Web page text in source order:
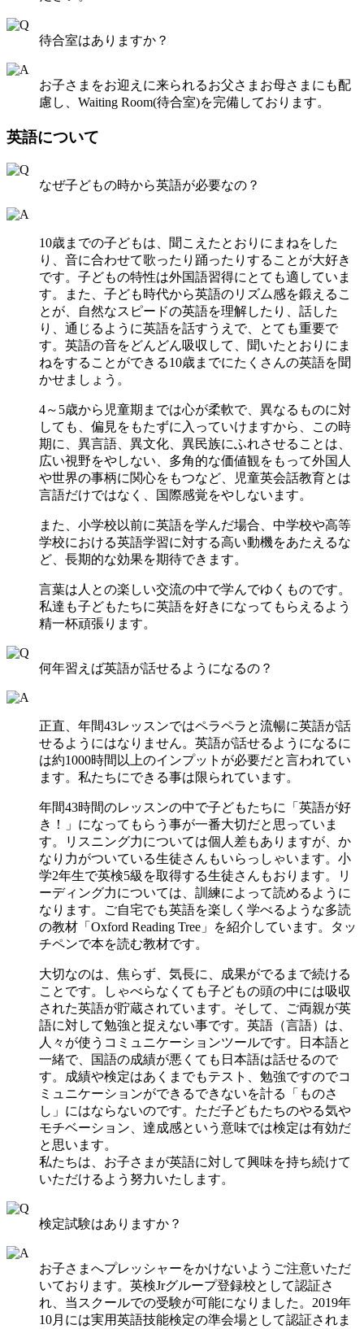
待合室はありますか？
お子さまをお迎えに来られるお父さまお母さまにも配
慮し、Waiting Room(待合室)を完備しております。
英語について
なぜ子どもの時から英語が必要なの？
10歳までの子どもは、聞こえたとおりにまねをした
り、音に合わせて歌ったり踊ったりすることが大好き
です。子どもの特性は外国語習得にとても適していま
す。また、子ども時代から英語のリズム感を鍛えるこ
とが、自然なスピードの英語を理解したり、話した
り、通じるように英語を話すうえで、とても重要で
す。英語の音をどんどん吸収して、聞いたとおりにま
ねをすることができる10歳までにたくさんの英語を聞
かせましょう。
4～5歳から児童期までは心が柔軟で、異なるものに対
しても、偏見をもたずに入っていけますから、この時
期に、異言語、異文化、異民族にふれさせることは、
広い視野をやしない、多角的な価値観をもって外国人
や世界の事柄に関心をもつなど、児童英会話教育とは
言語だけではなく、国際感覚をやしないます。
また、小学校以前に英語を学んだ場合、中学校や高等
学校における英語学習に対する高い動機をあたえるな
ど、長期的な効果を期待できます。
言葉は人との楽しい交流の中で学んでゆくものです。
私達も子どもたちに英語を好きになってもらえるよう
精一杯頑張ります。
何年習えば英語が話せるようになるの？
正直、年間43レッスンではペラペラと流暢に英語が話
せるようにはなりません。英語が話せるようになるに
は約1000時間以上のインプットが必要だと言われてい
ます。私たちにできる事は限られています。
年間43時間のレッスンの中で子どもたちに「英語が好
き！」になってもらう事が一番大切だと思っていま
す。リスニング力については個人差もありますが、か
なり力がついている生徒さんもいらっしゃいます。小
学2年生で英検5級を取得する生徒さんもおります。リ
ーディング力については、訓練によって読めるように
なります。ご自宅でも英語を楽しく学べるような多読
の教材「Oxford Reading Tree」を紹介しています。タッ
チペンで本を読む教材です。
大切なのは、焦らず、気長に、成果がでるまで続ける
ことです。しゃべらなくても子どもの頭の中には吸収
された英語が貯蔵されています。そして、ご両親が英
語に対して勉強と捉えない事です。英語（言語）は、
人々が使うコミュニケーションツールです。日本語と
一緒で、国語の成績が悪くても日本語は話せるので
す。成績や検定はあくまでもテスト、勉強ですのでコ
ミュニケーションができるできないを計る「ものさ
し」にはならないのです。ただ子どもたちのやる気や
モチベーション、達成感という意味では検定は有効だ
と思います。
私たちは、お子さまが英語に対して興味を持ち続けて
いただけるよう努力いたします。
検定試験はありますか？
お子さまへプレッシャーをかけないようご注意いただ
いております。英検Jrグループ登録校として認証さ
れ、当スクールでの受験が可能になりました。2019年
10月には実用英語技能検定の準会場として認証されま